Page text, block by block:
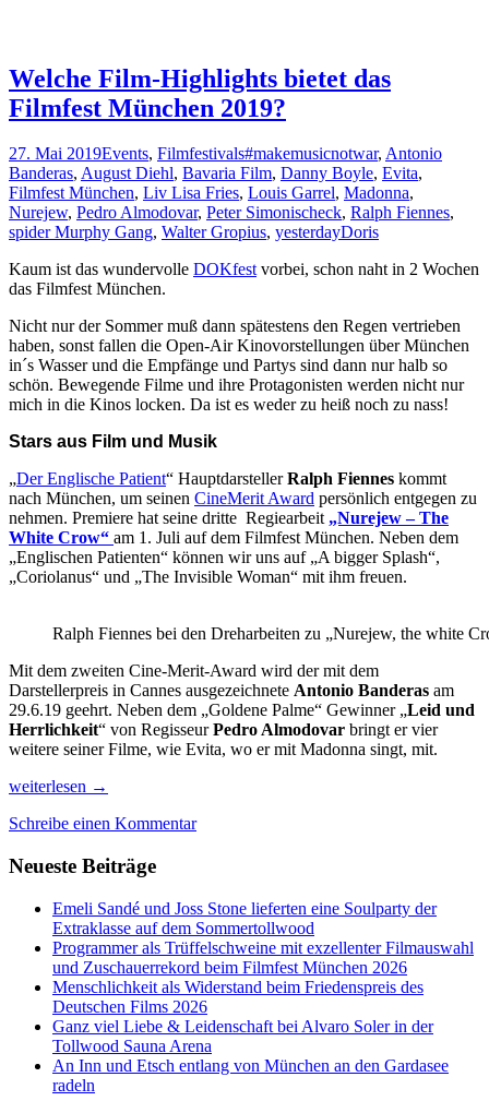
Welche Film-Highlights bietet das
Filmfest München 2019?
27. Mai 2019Events, Filmfestivals#makemusicnotwar, Antonio
Banderas, August Diehl, Bavaria Film, Danny Boyle, Evita,
Filmfest München, Liv Lisa Fries, Louis Garrel, Madonna,
Nurejew, Pedro Almodovar, Peter Simonischeck, Ralph Fiennes,
spider Murphy Gang, Walter Gropius, yesterdayDoris
Kaum ist das wundervolle DOKfestvorbei, schon naht in 2 Wochen
das Filmfest München.
Nicht nur der Sommer muß dann spätestens den Regen vertrieben
haben, sonst fallen die Open-Air Kinovorstellungen über München
in´s Wasser und die Empfänge und Partys sind dann nur halb so
schön. Bewegende Filme und ihre Protagonisten werden nicht nur
mich in die Kinos locken. Da ist es weder zu heiß noch zu nass!
Stars aus Film und Musik
„Der Englische Patient“ HauptdarstellerRalph Fiennes kommt
nach München, um seinen CineMerit Award persönlich entgegen zu
nehmen. Premiere hat seine dritte Regiearbeit „Nurejew – The
White Crow“ am 1. Juli auf dem Filmfest München. Neben dem
„Englischen Patienten“ können wir uns auf „A bigger Splash“,
„Coriolanus“ und „The Invisible Woman“ mit ihm freuen.
Ralph Fiennes bei den Dreharbeiten zu „Nurejew, the white
Mit dem zweiten Cine-Merit-Award wird der mit dem
Darstellerpreis in Cannes ausgezeichnete Antonio Banderas am
29.6.19 geehrt. Neben dem „Goldene Palme“ Gewinner „Leid und
Herrlichkeit“ von RegisseurPedro Almodovar bringt er vier
weitere seiner Filme, wie Evita, wo er mit Madonna singt, mit.
Welche
Highlights
das
München
weiterlesen →
Schreibe einen Kommentar
Neueste Beiträge
Emeli Sandé und Joss Stone lieferten eine Soulparty der
Extraklasse auf dem Sommertollwood
Programmer als Trüffelschweine mit exzellenter Filmauswahl
und Zuschauerrekord beim Filmfest München 2026
Menschlichkeit als Widerstand beim Friedenspreis des
Deutschen Films 2026
Ganz viel Liebe & Leidenschaft bei Alvaro Soler in der
Tollwood Sauna Arena
An Inn und Etsch entlang von München an den Gardasee
radeln